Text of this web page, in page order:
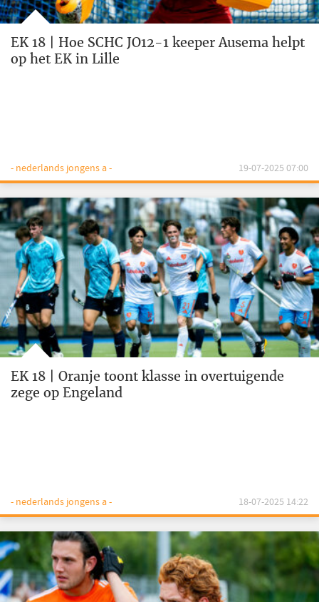
EK 18 | Hoe SCHC JO12-1 keeper Ausema helpt
op het EK in Lille
- nederlands jongens a - 19-07-2025 07:00
EK 18 | Oranje toont klasse in overtuigende
zege op Engeland
- nederlands jongens a - 18-07-2025 14:22